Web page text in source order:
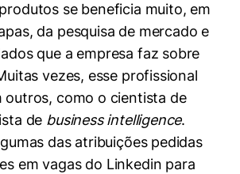
se beneficia muito, em
da pesquisa de mercado e
que a empresa faz sobre
vezes, esse profissional
outros, como o cientista de
de business intelligence.
das atribuições pedidas
em vagas do Linkedin para